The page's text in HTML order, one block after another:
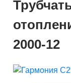
2000-12